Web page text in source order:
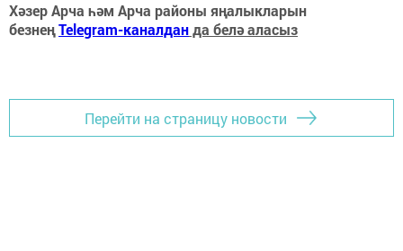
Хәзер Арча һәм Арча районы яңалыкларын
безнеңTelegram-каналданда белә аласыз
Перейти на страницу новости